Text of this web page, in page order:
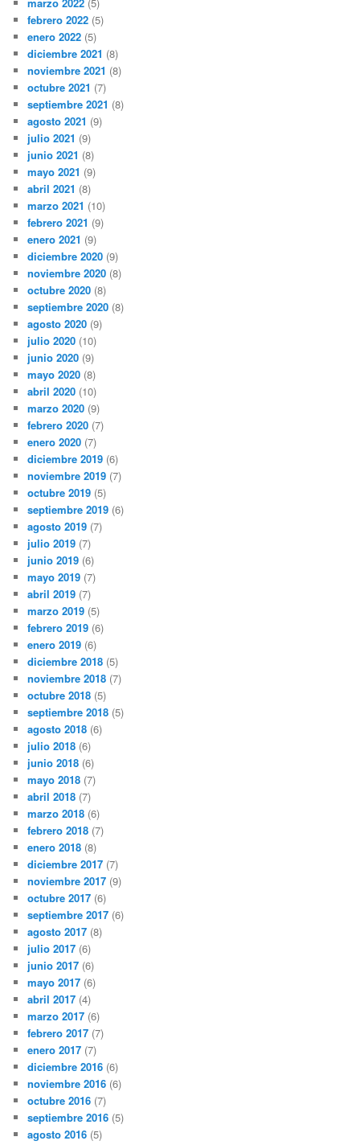
febrero 2022 (5)
enero 2022 (5)
diciembre 2021 (8)
noviembre 2021 (8)
octubre 2021 (7)
septiembre 2021 (8)
agosto 2021 (9)
julio 2021 (9)
junio 2021 (8)
mayo 2021 (9)
abril 2021 (8)
marzo 2021 (10)
febrero 2021 (9)
enero 2021 (9)
diciembre 2020 (9)
noviembre 2020 (8)
octubre 2020 (8)
septiembre 2020 (8)
agosto 2020 (9)
julio 2020 (10)
junio 2020 (9)
mayo 2020 (8)
abril 2020 (10)
marzo 2020 (9)
febrero 2020 (7)
enero 2020 (7)
diciembre 2019 (6)
noviembre 2019 (7)
octubre 2019 (5)
septiembre 2019 (6)
agosto 2019 (7)
julio 2019 (7)
junio 2019 (6)
mayo 2019 (7)
abril 2019 (7)
marzo 2019 (5)
febrero 2019 (6)
enero 2019 (6)
diciembre 2018 (5)
noviembre 2018 (7)
octubre 2018 (5)
septiembre 2018 (5)
agosto 2018 (6)
julio 2018 (6)
junio 2018 (6)
mayo 2018 (7)
abril 2018 (7)
marzo 2018 (6)
febrero 2018 (7)
enero 2018 (8)
diciembre 2017 (7)
noviembre 2017 (9)
octubre 2017 (6)
septiembre 2017 (6)
agosto 2017 (8)
julio 2017 (6)
junio 2017 (6)
mayo 2017 (6)
abril 2017 (4)
marzo 2017 (6)
febrero 2017 (7)
enero 2017 (7)
diciembre 2016 (6)
noviembre 2016 (6)
octubre 2016 (7)
septiembre 2016 (5)
agosto 2016 (5)